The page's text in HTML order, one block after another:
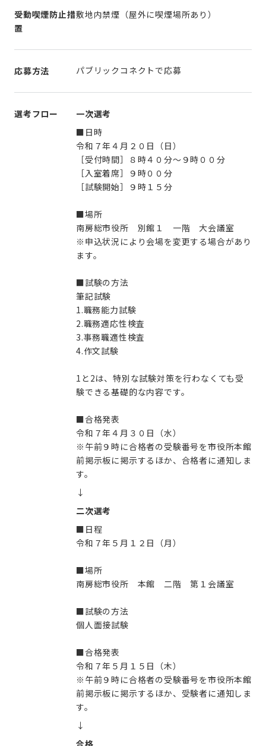
受動喫煙防止措
置
敷地内禁煙（屋外に喫煙場所あり）
応募方法 パブリックコネクトで応募
選考フロー
一次選考
■日時
令和７年４月２０日（日）
［受付時間］８時４０分～９時００分
［入室着席］９時００分
［試験開始］９時１５分
■場所
南房総市役所 別館１ 一階 大会議室
※申込状況により会場を変更する場合があり
ます。
■試験の方法
筆記試験
1.職務能力試験
2.職務適応性検査
3.事務職適性検査
4.作文試験
1と2は、特別な試験対策を行わなくても受
験できる基礎的な内容です。
■合格発表
令和７年４月３０日（水）
※午前９時に合格者の受験番号を市役所本館
前掲示板に掲示するほか、合格者に通知しま
す。
↓
二次選考
■日程
令和７年５月１２日（月）
■場所
南房総市役所 本館 二階 第１会議室
■試験の方法
個人面接試験
■合格発表
令和７年５月１５日（木）
※午前９時に合格者の受験番号を市役所本館
前掲示板に掲示するほか、受験者に通知しま
す。
↓
合格